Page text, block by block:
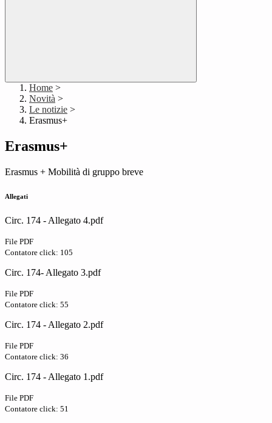
Home >
Novità >
Le notizie >
Erasmus+
Erasmus+
Erasmus + Mobilità di gruppo breve
Allegati
Circ. 174 - Allegato 4.pdf
File PDF
Contatore click: 105
Circ. 174- Allegato 3.pdf
File PDF
Contatore click: 55
Circ. 174 - Allegato 2.pdf
File PDF
Contatore click: 36
Circ. 174 - Allegato 1.pdf
File PDF
Contatore click: 51